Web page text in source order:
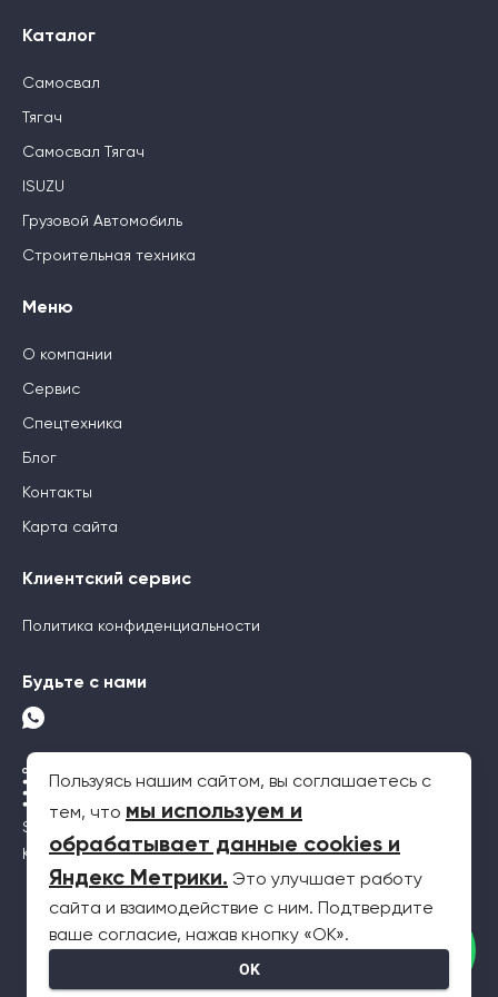
Каталог
Самосвал
Тягач
Самосвал Тягач
ISUZU
Грузовой Автомобиль
Строительная техника
Меню
О компании
Сервис
Спецтехника
Блог
Контакты
Карта сайта
Клиентский сервис
Политика конфиденциальности
Будьте с нами
SEO-продвижение
Контекстная реклама
2026 © Все права защищены. Информация на сайте не является
публичной офертой
Пользуясь нашим сайтом, вы соглашаетесь с
тем, что мы используем и
обрабатывает данные cookies и
Яндекс Метрики. Это улучшает работу
сайта и взаимодействие с ним. Подтвердите
ваше согласие, нажав кнопку «OK».
OK